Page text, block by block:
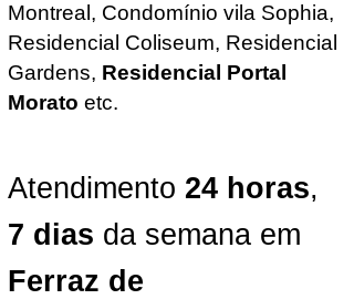
Montreal, Condomínio vila Sophia,
Residencial Coliseum, Residencial
Gardens, Residencial Portal
Morato etc.
Atendimento 24 horas,
7 dias da semana em
Ferraz de